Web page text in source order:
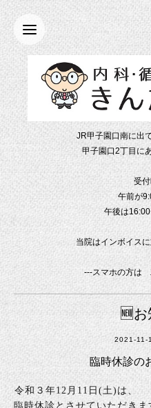
JR甲子園口南に出
甲子園口2丁目に
受
午前が
午後は
当院はインボイス
---スマホの方は
🆕
2021-11-
臨時休診の
令和３年12月11日(土)は、
臨時休診とさせていただきま